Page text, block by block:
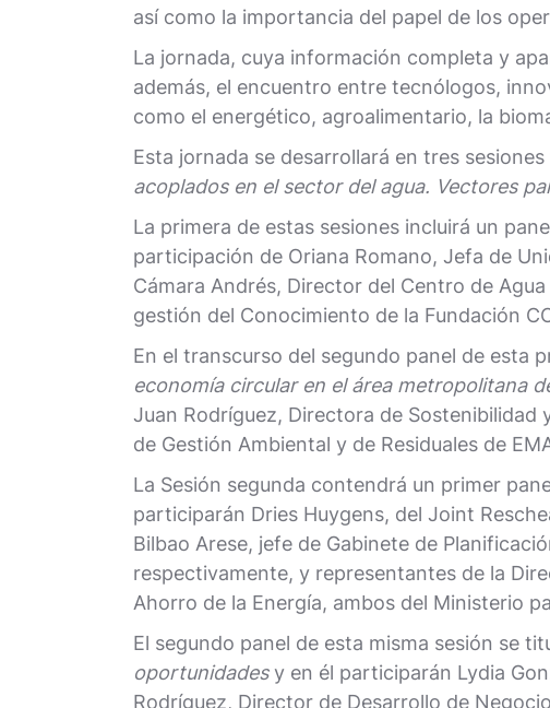
así como la importancia del papel de los
La jornada, cuya información completa y
además, el encuentro entre tecnólogos,
como el energético, agroalimentario, la
Esta jornada se desarrollará en tres
acoplados en el sector del agua. Vectores
La primera de estas sesiones incluirá un
participación de Oriana Romano, Jefa de
Cámara Andrés, Director del Centro de
gestión del Conocimiento de la Fundación
En el transcurso del segundo panel de esta
economía circular en el área metropolitana
Juan Rodríguez, Directora de
de Gestión Ambiental y de Residuales de
La Sesión segunda contendrá un primer
participarán Dries Huygens, del Joint
Bilbao Arese, jefe de Gabinete de
respectivamente, y representantes de la
Ahorro de la Energía, ambos del Ministerio
El segundo panel de esta misma sesión se
oportunidadesy en él participarán Lydia
Rodríguez, Director de Desarrollo de